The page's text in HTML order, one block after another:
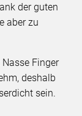
der guten
aber zu
Finger
deshalb
sein.